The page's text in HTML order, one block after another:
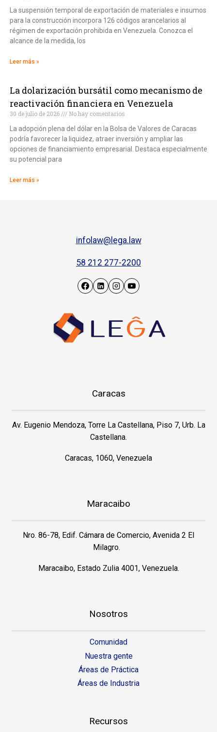
La suspensión temporal de exportación de materiales e insumos
para la construcción incorpora 126 códigos arancelarios al
régimen de exportación prohibida en Venezuela. Conozca el
alcance de la medida, los
Leer más »
La dolarización bursátil como mecanismo de
reactivación financiera en Venezuela
30 de julio de 2026
No hay comentarios
La adopción plena del dólar en la Bolsa de Valores de Caracas
podría favorecer la liquidez, atraer inversión y ampliar las
opciones de financiamiento empresarial. Destaca especialmente
su potencial para
Leer más »
infolaw@lega.law
58 212 277-2200
Caracas
Av. Eugenio Mendoza, Torre La Castellana, Piso 7, Urb. La
Castellana.
Caracas, 1060, Venezuela
Maracaibo
Nro. 86-78, Edif. Cámara de Comercio, Avenida 2 El
Milagro.
Maracaibo, Estado Zulia 4001, Venezuela.
Nosotros
Comunidad
Nuestra gente
Áreas de Práctica
Áreas de Industria
Recursos